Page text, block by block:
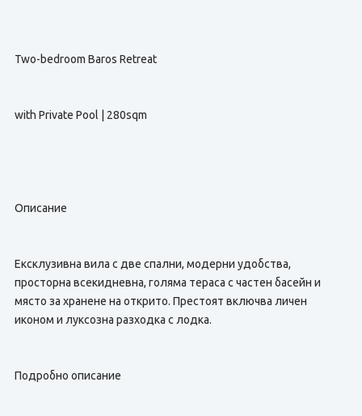
Two-bedroom Baros Retreat
with Private Pool | 280sqm
Описание
Ексклузивна вила с две спални, модерни удобства,
просторна всекидневна, голяма тераса с частен басейн и
място за хранене на открито. Престоят включва личен
иконом и луксозна разходка с лодка.
Подробно описание